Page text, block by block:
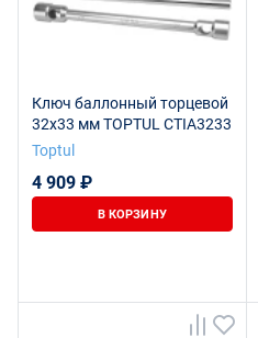
Ключ баллонный торцевой
32х33 мм TOPTUL CTIA3233
Toptul
4 909 ₽
В КОРЗИНУ